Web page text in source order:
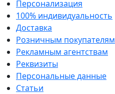
Персонализация
100% индивидуальность
Доставка
Розничным покупателям
Рекламным агентствам
Реквизиты
Персональные данные
Статьи